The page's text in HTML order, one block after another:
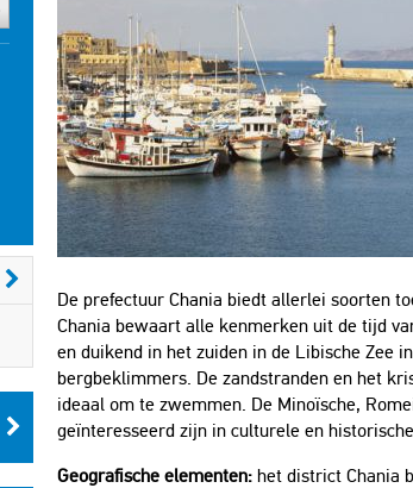
De prefectuur Chania biedt allerlei soorten
Chania bewaart alle kenmerken uit de tijd
en duikend in het zuiden in de Libische Zee
bergbeklimmers. De zandstranden en het
ideaal om te zwemmen. De Minoïsche,
geïnteresseerd zijn in culturele en
Geografische elementen: het district Chania